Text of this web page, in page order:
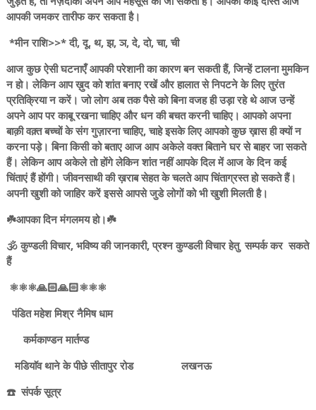
आपकी जमकर तारीफ कर सकता है।
*मीन राशि>>* दी, दू, थ, झ, ञ, दे, दो, चा, ची
आज कुछ ऐसी घटनाएँ आपकी परेशानी का कारण बन सकती हैं, जिन्हें टालना मुमकिन
न हो। लेकिन आप ख़ुद को शांत बनाए रखें और हालात से निपटने के लिए तुरंत
प्रतिक्रिया न करें। जो लोग अब तक पैसे को बिना वजह ही उड़ा रहे थे आज उन्हें
अपने आप पर काबू रखना चाहिए और धन की बचत करनी चाहिए। आपको अपना
बाक़ी वक़्त बच्चों के संग गुज़ारना चाहिए, चाहे इसके लिए आपको कुछ ख़ास ही क्यों न
करना पड़े। बिना किसी को बताए आज आप अकेले वक्त बिताने घर से बाहर जा सकते
हैं। लेकिन आप अकेले तो होंगे लेकिन शांत नहीं आपके दिल में आज के दिन कई
चिंताएं हैं होंगी। जीवनसाथी की ख़राब सेहत के चलते आप चिंताग्रस्त हो सकते हैं।
अपनी खुशी को जाहिर करें इससे आपसे जुडे लोगों को भी खुशी मिलती है।
☘️आपका दिन मंगलमय हो।☘️
🕉️ कुण्डली विचार, भविष्य की जानकारी, प्रश्न कुण्डली विचार हेतु सम्पर्क कर सकते
हैं
⚛️⚛️⚛️🙏🏻🙏🏻⚛️⚛️⚛️
पंडित महेश मिश्र नैमिष धाम
कर्मकाण्डन मार्तण्ड
मडियाॅव थाने के पीछे सीतापुर रोड लखनऊ
☎️ संपर्क सूत्र